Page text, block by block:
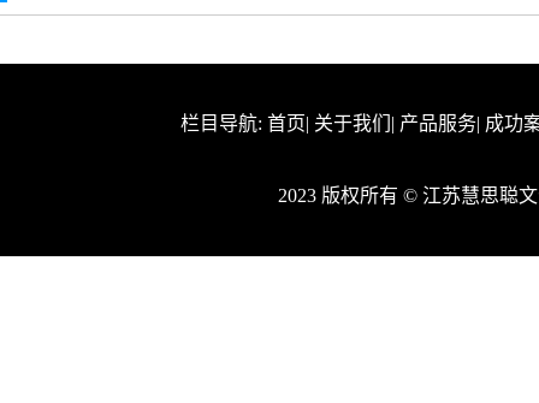
栏目导航: 首页| 关于我们 | 产品服务| 成功
2023 版权所有 © 江苏慧思聪